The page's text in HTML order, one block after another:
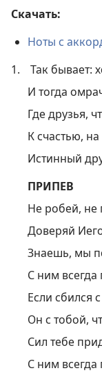
Скачать:
Ноты с
1.
Так бывает:
И тогда
Где друзья,
К счастью,
Истинный
ПРИПЕВ
Не робей, не
Доверяй
Знаешь, мы
С ним всегда
Если сбился
Он с тобой,
Сил тебе
С ним всегда